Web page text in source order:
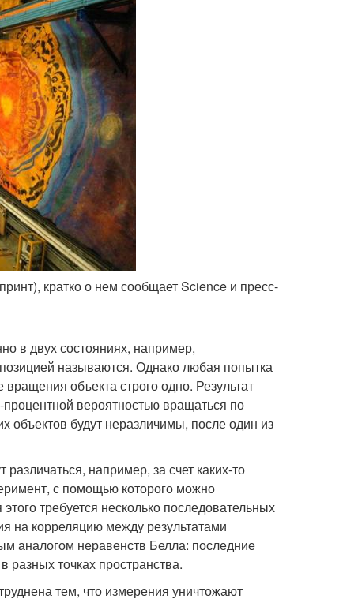
кратко о нем сообщает Science и пресс-
в двух состояниях, например,
называются. Однако любая попытка
объекта строго одно. Результат
вероятностью вращаться по
объектов будут неразличимы, после один из
например, за счет каких-то
с помощью которого можно
требуется несколько последовательных
на корреляцию между результатами
аналогом неравенств Белла: последние
точках пространства.
тем, что измерения уничтожают